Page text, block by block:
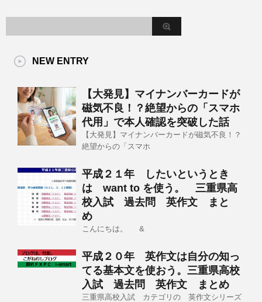
NEW ENTRY
【大発見】マイナンバーカードが
磁気不良！？絶望からの「スマホ
代用」で本人確認を突破した話
【大発見】マイナンバーカードが磁気不良！？
絶望からの「スマホ
平成２１年 したいというとき
は want to を使う。 三重県高
校入試 過去問 英作文 まと
め
こんにちは。 &
平成２０年 英作文は自分の知っ
てる基本文を使おう。三重県高校
入試 過去問 英作文 まとめ
三重県高校入試 カテゴリの 英作文シリーズ